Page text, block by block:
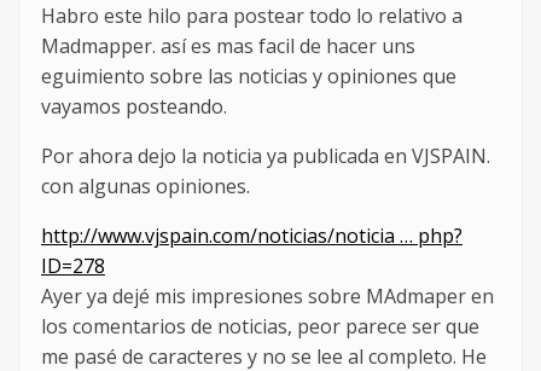
Habro este hilo para postear todo lo relativo a
Madmapper. así es mas facil de hacer uns
eguimiento sobre las noticias y opiniones que
vayamos posteando.
Por ahora dejo la noticia ya publicada en VJSPAIN.
con algunas opiniones.
http://www.vjspain.com/noticias/noticia … php?
ID=278
Ayer ya dejé mis impresiones sobre MAdmaper en
los comentarios de noticias, peor parece ser que
me pasé de caracteres y no se lee al completo. He